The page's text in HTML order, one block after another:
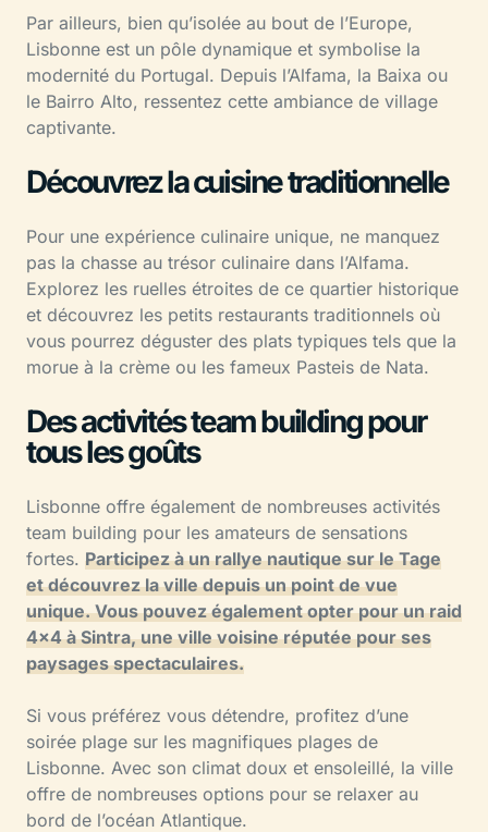
Par ailleurs, bien qu’isolée au bout de l’Europe,
Lisbonne est un pôle dynamique et symbolise la
modernité du Portugal. Depuis l’Alfama, la Baixa ou
le Bairro Alto, ressentez cette ambiance de village
captivante.
Découvrez la cuisine traditionnelle
Pour une expérience culinaire unique, ne manquez
pas la chasse au trésor culinaire dans l’Alfama.
Explorez les ruelles étroites de ce quartier historique
et découvrez les petits restaurants traditionnels où
vous pourrez déguster des plats typiques tels que la
morue à la crème ou les fameux Pasteis de Nata.
Des activités team building pour
tous les goûts
Lisbonne offre également de nombreuses activités
team building pour les amateurs de sensations
fortes. Participez à un rallye nautique sur le Tage
et découvrez la ville depuis un point de vue
unique. Vous pouvez également opter pour un raid
4×4 à Sintra, une ville voisine réputée pour ses
paysages spectaculaires.
Si vous préférez vous détendre, profitez d’une
soirée plage sur les magnifiques plages de
Lisbonne. Avec son climat doux et ensoleillé, la ville
offre de nombreuses options pour se relaxer au
bord de l’océan Atlantique.